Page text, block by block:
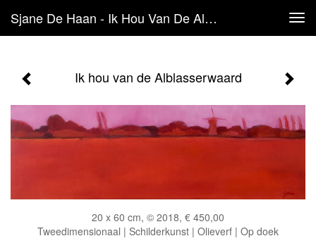
Sjane De Haan - Ik Hou Van De Alblasserwaard
Ik hou van de Alblasserwaard
20 x 60 cm, © 2018, € 450,00
Tweedimensionaal | Schilderkunst | Olieverf | Op doek